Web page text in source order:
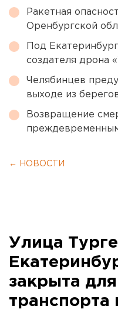
Ракетная
Оренбургской
Под
создателя дрона
Челябинцев
выходе из
Возвращение
← НОВОСТИ
Улица
закрыта
транспорта